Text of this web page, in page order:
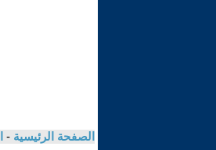
الصفحة الرئيسية -